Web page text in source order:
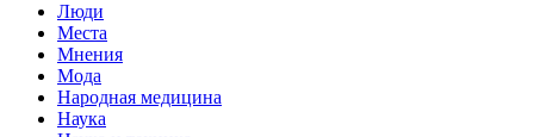
Люди
Места
Мнения
Мода
Народная медицина
Наука